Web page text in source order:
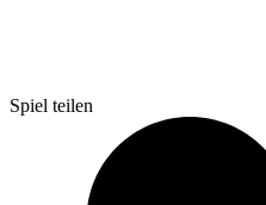
Spiel teilen